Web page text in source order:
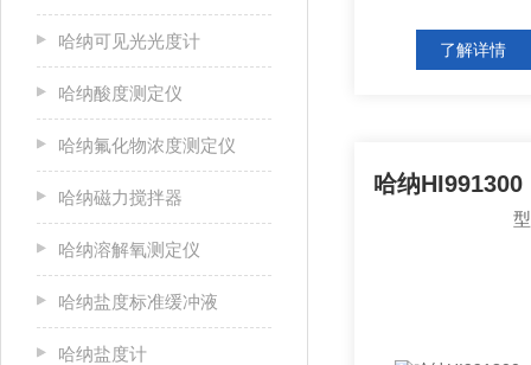
哈纳可见光光度计
哈纳酸度测定仪
哈纳氟化物浓度测定仪
哈纳磁力搅拌器
哈纳溶解氧测定仪
哈纳盐度标准缓冲液
哈纳盐度计
了解详情